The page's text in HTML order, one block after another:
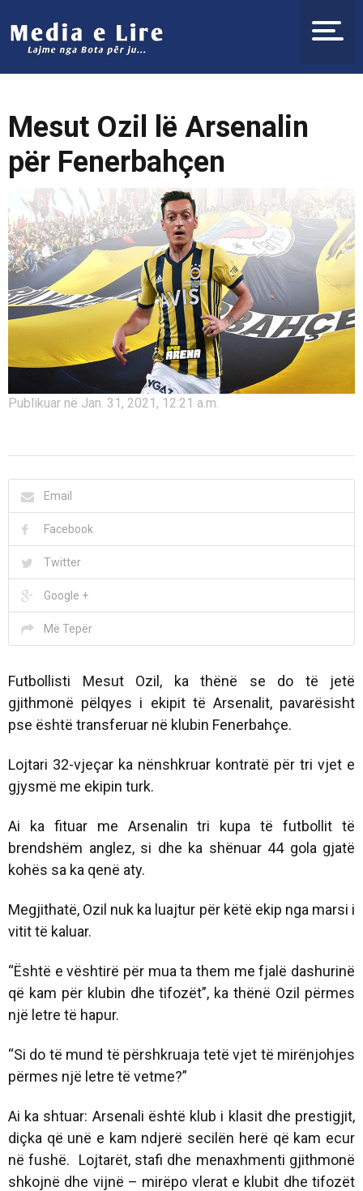
Mesut Ozil lë Arsenalin
për Fenerbahçen
Publikuar në Jan. 31, 2021, 12:21 a.m.
Email
Facebook
Twitter
Google +
Më Tepër
Futbollisti Mesut Ozil, ka thënë se do të jetë
gjithmonë pëlqyes i ekipit të Arsenalit, pavarësisht
pse është transferuar në klubin Fenerbahçe.
Lojtari 32-vjeçar ka nënshkruar kontratë për tri vjet e
gjysmë me ekipin turk.
Ai ka fituar me Arsenalin tri kupa të futbollit të
brendshëm anglez, si dhe ka shënuar 44 gola gjatë
kohës sa ka qenë aty.
Megjithatë, Ozil nuk ka luajtur për këtë ekip nga marsi i
vitit të kaluar.
“Është e vështirë për mua ta them me fjalë dashurinë
që kam për klubin dhe tifozët”, ka thënë Ozil përmes
një letre të hapur.
“Si do të mund të përshkruaja tetë vjet të mirënjohjes
përmes një letre të vetme?”
Ai ka shtuar: Arsenali është klub i klasit dhe prestigjit,
diçka që unë e kam ndjerë secilën herë që kam ecur
në fushë. Lojtarët, stafi dhe menaxhmenti gjithmonë
shkojnë dhe vijnë – mirëpo vlerat e klubit dhe tifozët